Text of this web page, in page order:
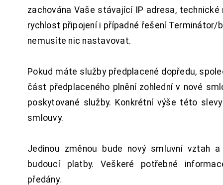
zachována Vaše stávající IP adresa, technické
rychlost připojení i případné řešení Terminátor/
nemusíte nic nastavovat.
Pokud máte služby předplacené dopředu,
část předplaceného plnění zohlední v nové
poskytované služby. Konkrétní výše této
smlouvy.
Jedinou změnou bude nový smluvní vztah
budoucí platby. Veškeré potřebné
předány.